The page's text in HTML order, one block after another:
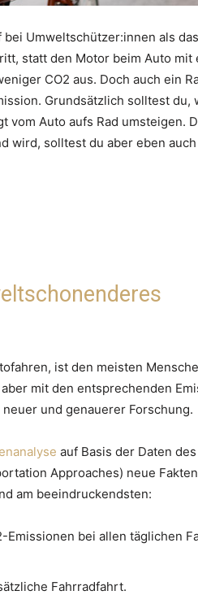
Umweltschützer:innen als
statt den Motor beim Auto mit
CO2 aus. Doch auch ein
Grundsätzlich solltest du,
vom Auto aufs Rad umsteigen.
wird, solltest du aber eben
ist den meisten
mit den entsprechenden
und genauerer Forschung.
auf Basis der Daten
Approaches) neue
am beeindruckendsten:
Emissionen bei allen täglichen
Fahrradfahrt.